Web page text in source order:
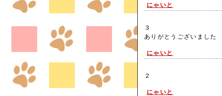
にゃいと
３
ありがとうございまし
にゃいと
２
にゃいと